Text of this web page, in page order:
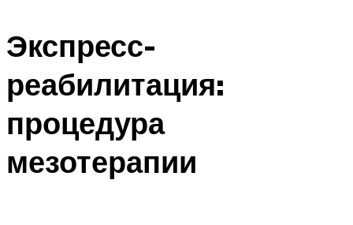
Экспресс-
реабилитация:
процедура
мезотерапии